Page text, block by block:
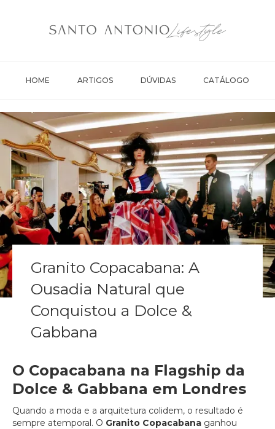
HOME ARTIGOS DÚVIDAS CATÁLOGO
Granito Copacabana: A
Ousadia Natural que
Conquistou a Dolce &
Gabbana
O Copacabana na Flagship da
Dolce & Gabbana em Londres
Quando a moda e a arquitetura colidem, o resultado é
sempre atemporal. O Granito Copacabana ganhou